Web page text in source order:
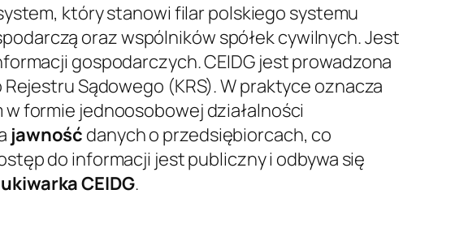
który stanowi filar polskiego systemu
oraz wspólników spółek cywilnych. Jest
gospodarczych. CEIDG jest prowadzona
Sądowego (KRS). W praktyce oznacza
formie jednoosobowej działalności
jawność danych o przedsiębiorcach, co
do informacji jest publiczny i odbywa się
CEIDG.